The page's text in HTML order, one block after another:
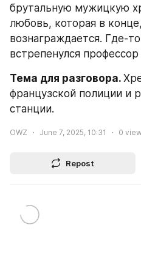
брутальную мужицкую
любовь, которая в
вознаграждается. Где-
встрепенулся профессор
Тема для разговора.
французской полиции и
станции.
OWZ June 7, 2025, 10:31 0
Repost